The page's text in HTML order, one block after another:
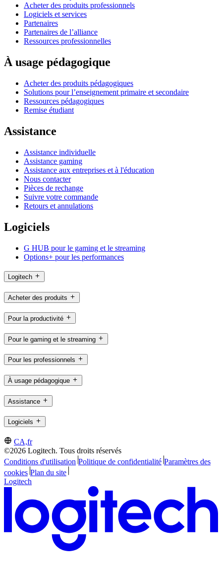
Acheter des produits professionnels
Logiciels et services
Partenaires
Partenaires de l’alliance
Ressources professionnelles
À usage pédagogique
Acheter des produits pédagogiques
Solutions pour l’enseignement primaire et secondaire
Ressources pédagogiques
Remise étudiant
Assistance
Assistance individuelle
Assistance gaming
Assistance aux entreprises et à l'éducation
Nous contacter
Pièces de rechange
Suivre votre commande
Retours et annulations
Logiciels
G HUB pour le gaming et le streaming
Options+ pour les performances
Logitech
Acheter des produits
Pour la productivité
Pour le gaming et le streaming
Pour les professionnels
À usage pédagogique
Assistance
Logiciels
CA,fr
©2026 Logitech. Tous droits réservés
Conditions d'utilisation Politique de confidentialité Paramètres des
cookies Plan du site
Logitech